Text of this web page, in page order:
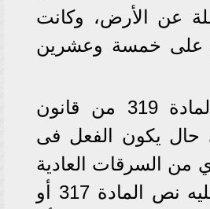
عن الأرض، وكانت
على خمسة وعشرين
كما تطبق المادة 319 من قانون
حال يكون الفعل فى
من السرقات العادية
التي ينطبق عليه نص المادة 317 أو